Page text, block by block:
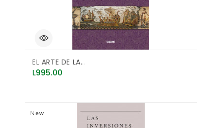
EL ARTE DE LA...
Price
L995.00
New